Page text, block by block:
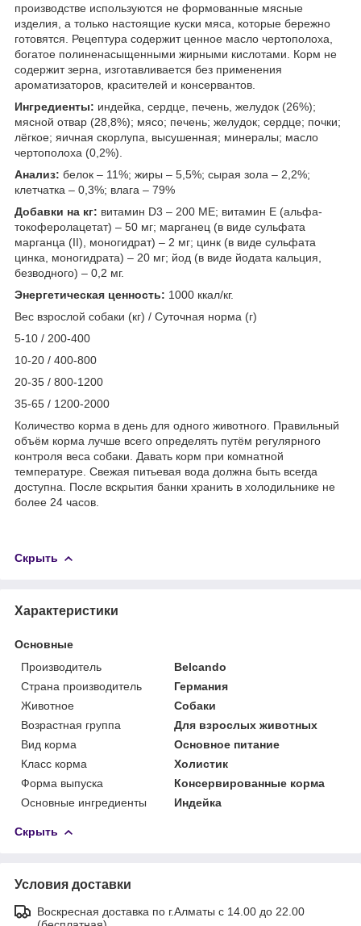
производстве используются не формованные мясные
изделия, а только настоящие куски мяса, которые бережно
готовятся. Рецептура содержит ценное масло чертополоха,
богатое полиненасыщенными жирными кислотами. Корм не
содержит зерна, изготавливается без применения
ароматизаторов, красителей и консервантов.
Ингредиенты: индейка, сердце, печень, желудок (26%);
мясной отвар (28,8%); мясо; печень; желудок; сердце; почки;
лёгкое; яичная скорлупа, высушенная; минералы; масло
чертополоха (0,2%).
Анализ: белок – 11%; жиры – 5,5%; сырая зола – 2,2%;
клетчатка – 0,3%; влага – 79%
Добавки на кг: витамин D3 – 200 МЕ; витамин E (альфа-
токоферолацетат) – 50 мг; марганец (в виде сульфата
марганца (II), моногидрат) – 2 мг; цинк (в виде сульфата
цинка, моногидрата) – 20 мг; йод (в виде йодата кальция,
безводного) – 0,2 мг.
Энергетическая ценность: 1000 ккал/кг.
Вес взрослой собаки (кг) / Суточная норма (г)
5-10 / 200-400
10-20 / 400-800
20-35 / 800-1200
35-65 / 1200-2000
Количество корма в день для одного животного. Правильный
объём корма лучше всего определять путём регулярного
контроля веса собаки. Давать корм при комнатной
температуре. Свежая питьевая вода должна быть всегда
доступна. После вскрытия банки хранить в холодильнике не
более 24 часов.
Скрыть
Характеристики
Основные
Производитель
Belcando
Страна производитель
Германия
Животное
Собаки
Возрастная группа
Для взрослых животных
Вид корма
Основное питание
Класс корма
Холистик
Форма выпуска
Консервированные корма
Основные ингредиенты
Индейка
Скрыть
Условия доставки
Воскресная доставка по г.Алматы с 14.00 до 22.00